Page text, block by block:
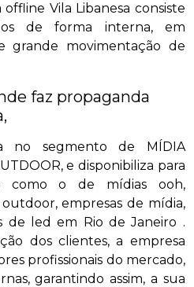
Vila Libanesa consiste
de forma interna, em
grande movimentação de
faz propaganda
no segmento de MÍDIA
e disponibiliza para
como o de mídias ooh,
empresas de mídia,
de led em Rio de Janeiro .
dos clientes, a empresa
profissionais do mercado,
garantindo assim, a sua